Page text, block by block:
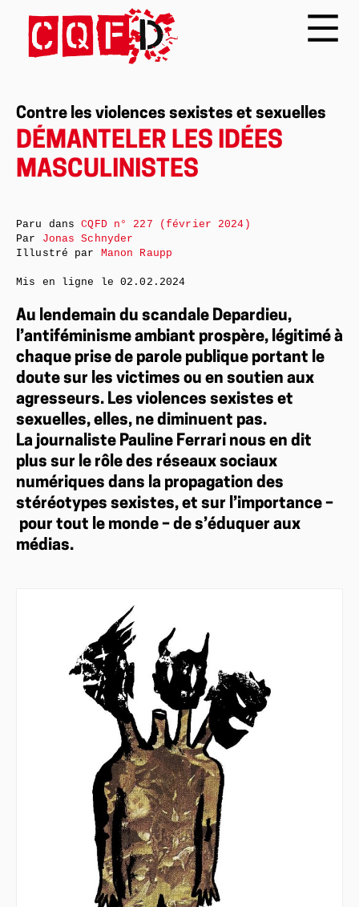
Contre les violences sexistes et sexuelles
DÉMANTELER LES IDÉES
MASCULINISTES
Au lendemain du scandale Depardieu,
l’antiféminisme ambiant prospère, légitimé à
chaque prise de parole publique portant le
doute sur les victimes ou en soutien aux
agresseurs. Les violences sexistes et
sexuelles, elles, ne diminuent pas.
La journaliste Pauline Ferrari nous en dit
plus sur le rôle des réseaux sociaux
numériques dans la propagation des
stéréotypes sexistes, et sur l’importance –
pour tout le monde – de s’éduquer aux
médias.
Paru dansCQFD n° 227 (février 2024)
Par Jonas Schnyder
Illustré par Manon Raupp
Mis en ligne le02.02.2024